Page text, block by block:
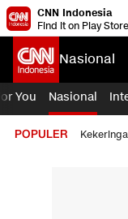
CNN Indonesia
Find it on Play Store
Nasional
You Nasional
POPULER